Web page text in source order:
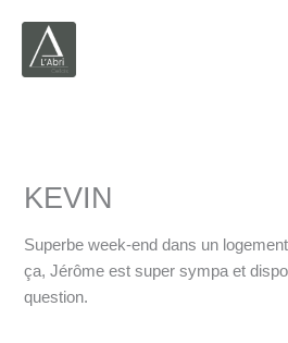
contenu
KEVIN
Superbe week-end dans un
ça, Jérôme est super sympa et
question.